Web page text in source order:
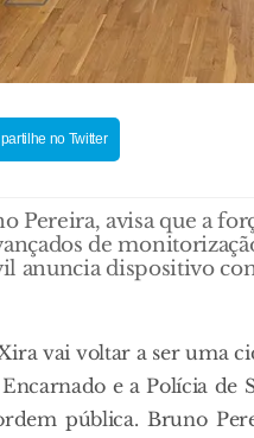
partilhe no Twitter
Pereira, avisa que a
de
anuncia dispositivo
vai voltar a ser uma
e a Polícia de
pública. Bruno